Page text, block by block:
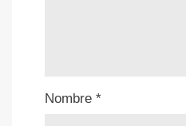
Nombre *